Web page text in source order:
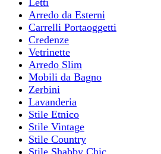
Letti
Arredo da Esterni
Carrelli Portaoggetti
Credenze
Vetrinette
Arredo Slim
Mobili da Bagno
Zerbini
Lavanderia
Stile Etnico
Stile Vintage
Stile Country